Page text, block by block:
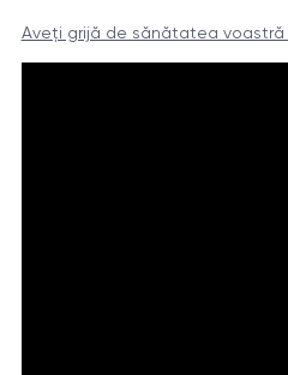
Aveţi grijă de sănătatea voastră